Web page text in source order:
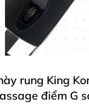
rung King
điểm G